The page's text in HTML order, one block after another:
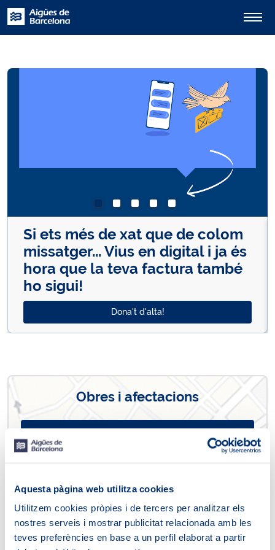
Aquesta pàgina web utilitza cookies
Utilitzem cookies pròpies i de tercers per analitzar els
nostres serveis i mostrar publicitat relacionada amb les
teves preferències en base a un perfil elaborat a partir
Si ets més de xat que de colom
missatger... Vius en digital i ja és
hora que la teva factura també
ho sigui!
Dona't d'alta!
Obres i afectacions
Consultes i tràmits més freqüents
Contracta el subministrament